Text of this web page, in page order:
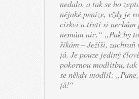
nedalo, a tak se ho
nějaké peníze, vždy je
církvi a třetí si nechám
nemám nic.“ „Pak by
říkám – Ježíši, zachraň
já. Je pouze jediný
pokornou modlitbu,
se někdy modlil:
já!“